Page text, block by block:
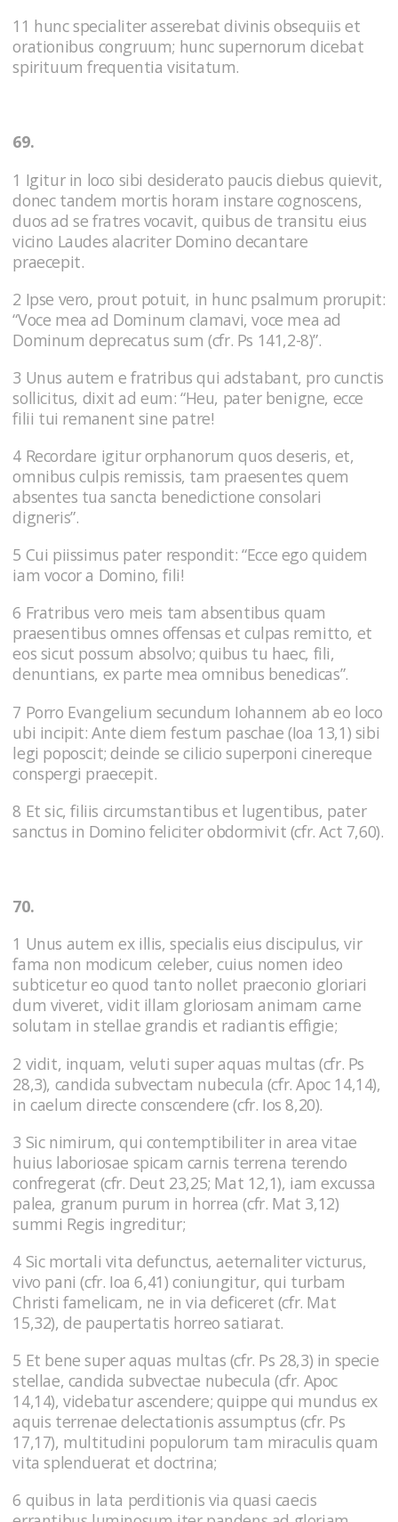
11 hunc specialiter asserebat divinis obsequiis et
orationibus congruum; hunc supernorum dicebat
spirituum frequentia visitatum.
69.
1 Igitur in loco sibi desiderato paucis diebus quievit,
donec tandem mortis horam instare cognoscens,
duos ad se fratres vocavit, quibus de transitu eius
vicino Laudes alacriter Domino decantare
praecepit.
2 Ipse vero, prout potuit, in hunc psalmum prorupit:
“Voce mea ad Dominum clamavi, voce mea ad
Dominum deprecatus sum (cfr. Ps 141,2-8)”.
3 Unus autem e fratribus qui adstabant, pro cunctis
sollicitus, dixit ad eum: “Heu, pater benigne, ecce
filii tui remanent sine patre!
4 Recordare igitur orphanorum quos deseris, et,
omnibus culpis remissis, tam praesentes quem
absentes tua sancta benedictione consolari
digneris”.
5 Cui piissimus pater respondit: “Ecce ego quidem
iam vocor a Domino, fili!
6 Fratribus vero meis tam absentibus quam
praesentibus omnes offensas et culpas remitto, et
eos sicut possum absolvo; quibus tu haec, fili,
denuntians, ex parte mea omnibus benedicas”.
7 Porro Evangelium secundum Iohannem ab eo loco
ubi incipit: Ante diem festum paschae (Ioa 13,1) sibi
legi poposcit; deinde se cilicio superponi cinereque
conspergi praecepit.
8 Et sic, filiis circumstantibus et lugentibus, pater
sanctus in Domino feliciter obdormivit (cfr. Act 7,60).
70.
1 Unus autem ex illis, specialis eius discipulus, vir
fama non modicum celeber, cuius nomen ideo
subticetur eo quod tanto nollet praeconio gloriari
dum viveret, vidit illam gloriosam animam carne
solutam in stellae grandis et radiantis effigie;
2 vidit, inquam, veluti super aquas multas (cfr. Ps
28,3), candida subvectam nubecula (cfr. Apoc 14,14),
in caelum directe conscendere (cfr. Ios 8,20).
3 Sic nimirum, qui contemptibiliter in area vitae
huius laboriosae spicam carnis terrena terendo
confregerat (cfr. Deut 23,25; Mat 12,1), iam excussa
palea, granum purum in horrea (cfr. Mat 3,12)
summi Regis ingreditur;
4 Sic mortali vita defunctus, aeternaliter victurus,
vivo pani (cfr. Ioa 6,41) coniungitur, qui turbam
Christi famelicam, ne in via deficeret (cfr. Mat
15,32), de paupertatis horreo satiarat.
5 Et bene super aquas multas (cfr. Ps 28,3) in specie
stellae, candida subvectae nubecula (cfr. Apoc
14,14), videbatur ascendere; quippe qui mundus ex
aquis terrenae delectationis assumptus (cfr. Ps
17,17), multitudini populorum tam miraculis quam
vita splenduerat et doctrina;
6 quibus in lata perditionis via quasi caecis